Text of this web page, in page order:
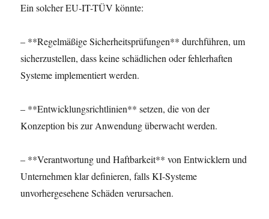
Ein solcher EU-IT-TÜV könnte:
– **Regelmäßige Sicherheitsprüfungen** durchführen, um
sicherzustellen, dass keine schädlichen oder fehlerhaften
Systeme implementiert werden.
– **Entwicklungsrichtlinien** setzen, die von der
Konzeption bis zur Anwendung überwacht werden.
– **Verantwortung und Haftbarkeit** von Entwicklern und
Unternehmen klar definieren, falls KI-Systeme
unvorhergesehene Schäden verursachen.